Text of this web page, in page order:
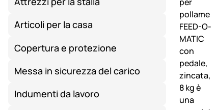
Articoli per la casa
Copertura e protezione
Messa in sicurezza del carico
Indumenti da lavoro